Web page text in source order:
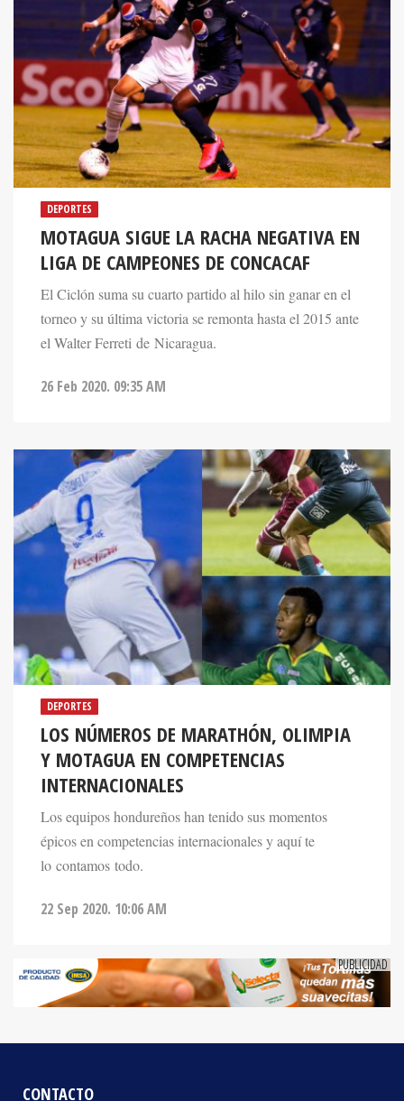
DEPORTES
MOTAGUA SIGUE LA RACHA NEGATIVA EN
LIGA DE CAMPEONES DE CONCACAF
El Ciclón suma su cuarto partido al hilo sin ganar en el
torneo y su última victoria se remonta hasta el 2015 ante
el Walter Ferreti de Nicaragua.
DEPORTES
LOS NÚMEROS DE MARATHÓN, OLIMPIA
Y MOTAGUA EN COMPETENCIAS
INTERNACIONALES
Los equipos hondureños han tenido sus momentos
épicos en competencias internacionales y aquí te
lo contamos todo.
CONTACTO